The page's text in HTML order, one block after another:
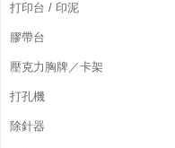
打印台 / 印泥
膠帶台
壓克力胸牌／卡架
打孔機
除針器